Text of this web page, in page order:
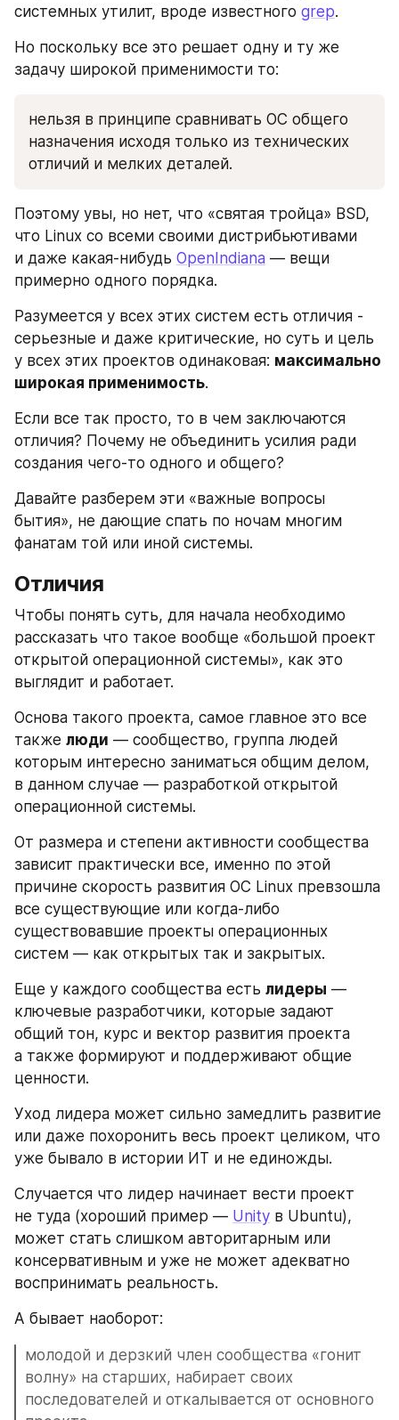
системных утилит, вроде известного grep.
Но поскольку все это решает одну и ту же
задачу широкой применимости то:
нельзя в принципе сравнивать ОС общего
назначения исходя только из технических
отличий и мелких деталей.
Поэтому увы, но нет, что «святая тройца» BSD,
что Linux со всеми своими дистрибьютивами
и даже какая-нибудь OpenIndiana — вещи
примерно одного порядка.
Разумеется у всех этих систем есть отличия -
серьезные и даже критические, но суть и цель
у всех этих проектов одинаковая: максимально
широкая применимость.
Если все так просто, то в чем заключаются
отличия? Почему не объединить усилия ради
создания чего-то одного и общего?
Давайте разберем эти «важные вопросы
бытия», не дающие спать по ночам многим
фанатам той или иной системы.
Отличия
Чтобы понять суть, для начала необходимо
рассказать что такое вообще «большой проект
открытой операционной системы», как это
выглядит и работает.
Основа такого проекта, самое главное это все
также люди — сообщество, группа людей
которым интересно заниматься общим делом,
в данном случае — разработкой открытой
операционной системы.
От размера и степени активности сообщества
зависит практически все, именно по этой
причине скорость развития ОС Linux превзошла
все существующие или когда-либо
существовавшие проекты операционных
систем — как открытых так и закрытых.
Еще у каждого сообщества есть лидеры —
ключевые разработчики, которые задают
общий тон, курс и вектор развития проекта
а также формируют и поддерживают общие
ценности.
Уход лидера может сильно замедлить развитие
или даже похоронить весь проект целиком, что
уже бывало в истории ИТ и не единожды.
Случается что лидер начинает вести проект
не туда (хороший пример — Unity в Ubuntu),
может стать слишком авторитарным или
консервативным и уже не может адекватно
воспринимать реальность.
А бывает наоборот:
молодой и дерзкий член сообщества «гонит
волну» на старших, набирает своих
последователей и откалывается от основного